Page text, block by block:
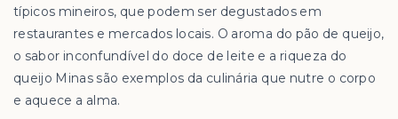
típicos mineiros, que podem ser degustados em
restaurantes e mercados locais. O aroma do pão de queijo,
o sabor inconfundível do doce de leite e a riqueza do
queijo Minas são exemplos da culinária que nutre o corpo
e aquece a alma.